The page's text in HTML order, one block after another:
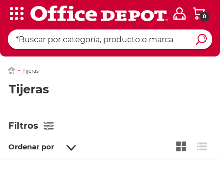
0
Tijeras
Tijeras
Filtros
Ordenar por